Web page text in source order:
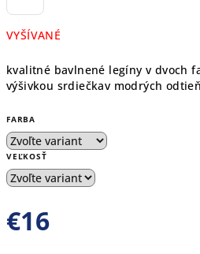
VYŠÍVANÉ
kvalitné bavlnené legíny v dvoch
výšivkou srdiečkav modrých
FARBA
VEĽKOSŤ
€16